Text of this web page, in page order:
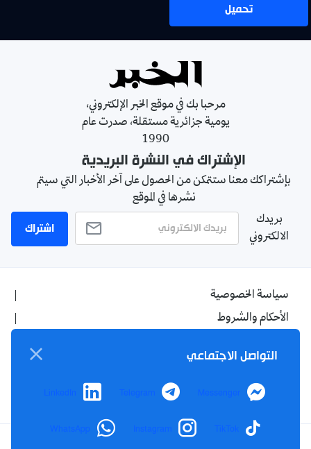
تحميل
مرحبا بك في موقع الخبر الإلكتروني،
يومية جزائرية مستقلة، صدرت عام
1990
الإشتراك في النشرة البريدية
بإشتراكك معنا ستتمكن من الحصول على آخر الأخبار التي سيتم
نشرها في الموقع
بريدك
الالكتروني
اشتراك
سياسة الخصوصية
الأحكام والشروط
اتصل بنا
من نحن
التواصل الاجتماعي
Messenger
Telegram
LinkedIn
TikTok
Instagram
WhatsApp